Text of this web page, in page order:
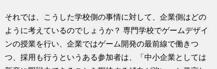
それでは、こうした学校側の事情に対して、企業側はどの
ように考えているのでしょうか？ 専門学校でゲームデザイ
ンの授業を行い、企業ではゲーム開発の最前線で働きつ
つ、採用も行うというある参加者は、「中小企業としては